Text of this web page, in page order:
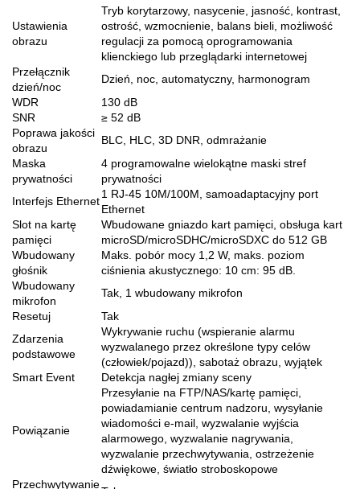
Ustawienia
obrazu
Tryb korytarzowy, nasycenie, jasność, kontrast,
ostrość, wzmocnienie, balans bieli, możliwość
regulacji za pomocą oprogramowania
klienckiego lub przeglądarki internetowej
Przełącznik
dzień/noc
Dzień, noc, automatyczny, harmonogram
WDR
130 dB
SNR
≥ 52 dB
Poprawa jakości
obrazu
BLC, HLC, 3D DNR, odmrażanie
Maska
prywatności
4 programowalne wielokątne maski stref
prywatności
Interfejs Ethernet
1 RJ-45 10M/100M, samoadaptacyjny port
Ethernet
Slot na kartę
pamięci
Wbudowane gniazdo kart pamięci, obsługa kart
microSD/microSDHC/microSDXC do 512 GB
Wbudowany
głośnik
Maks. pobór mocy 1,2 W, maks. poziom
ciśnienia akustycznego: 10 cm: 95 dB.
Wbudowany
mikrofon
Tak, 1 wbudowany mikrofon
Resetuj
Tak
Zdarzenia
podstawowe
Wykrywanie ruchu (wspieranie alarmu
wyzwalanego przez określone typy celów
(człowiek/pojazd)), sabotaż obrazu, wyjątek
Smart Event
Detekcja nagłej zmiany sceny
Powiązanie
Przesyłanie na FTP/NAS/kartę pamięci,
powiadamianie centrum nadzoru, wysyłanie
wiadomości e-mail, wyzwalanie wyjścia
alarmowego, wyzwalanie nagrywania,
wyzwalanie przechwytywania, ostrzeżenie
dźwiękowe, światło stroboskopowe
Przechwytywanie